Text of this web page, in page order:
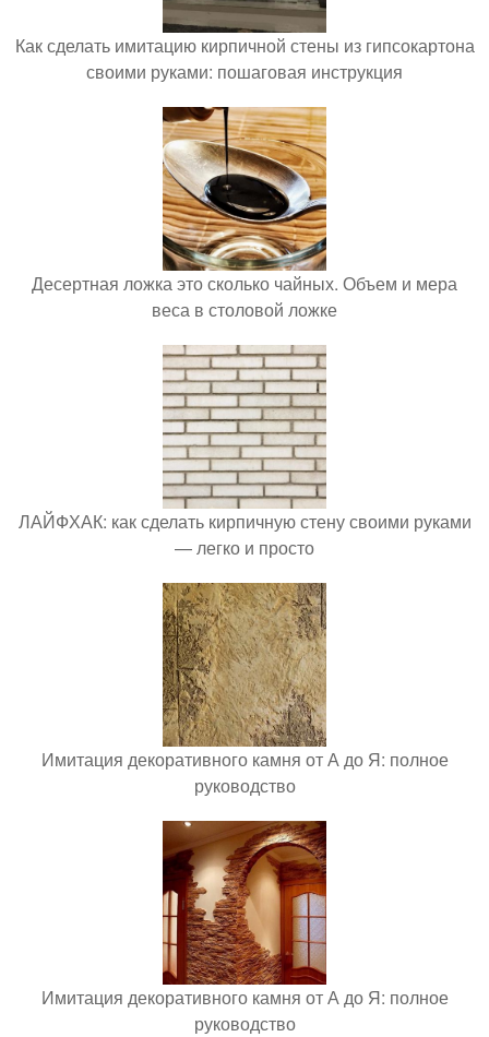
Как сделать имитацию кирпичной стены из гипсокартона
своими руками: пошаговая инструкция
Десертная ложка это сколько чайных. Объем и мера
веса в столовой ложке
ЛАЙФХАК: как сделать кирпичную стену своими руками
— легко и просто
Имитация декоративного камня от А до Я: полное
руководство
Имитация декоративного камня от А до Я: полное
руководство